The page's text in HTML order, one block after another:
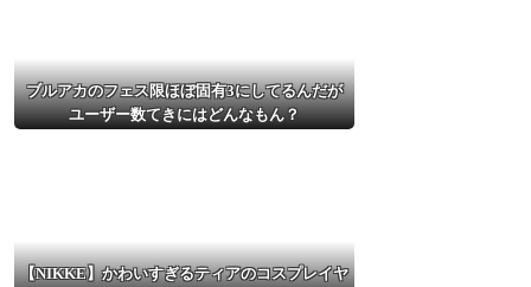
ブルアカのフェス限ほぼ固有3にしてるんだが
ユーザー数てきにはどんなもん？
【NIKKE】かわいすぎるティアのコスプレイヤ